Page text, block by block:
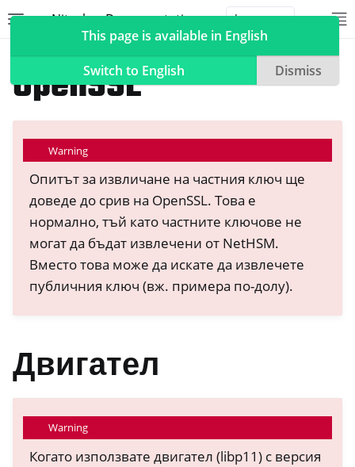
Nitrokey Documentation
navigation of Nitrokeys
navigation of NitroPad, NitroPC
navigation of NitroPhone, NitroTablet
navigation of Често задавани въпроси за NextBox
navigation of NetHSM
OpenSSL
Warning
Опитът за извличане на частния ключ ще
доведе до срив на OpenSSL. Това е
нормално, тъй като частните ключове не
могат да бъдат извлечени от NetHSM.
Вместо това може да искате да извлечете
публичния ключ (вж. примера по-долу).
Двигател
Warning
Когато използвате двигател (libp11) с версия
This page is available in English
Switch to English
Dismiss